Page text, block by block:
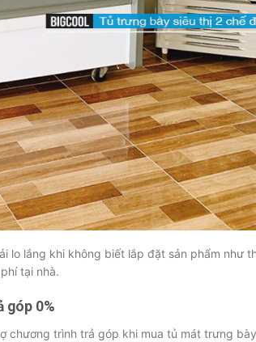
lo lắng khi không biết lắp đặt sản phẩm như
tại nhà.
góp 0%
chương trình trả góp khi mua tủ mát trưng bày